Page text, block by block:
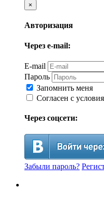
×
Авторизация
Через e-mail:
E-mail
Пароль
Запомнить меня
Согласен с
Через соцсети:
Забыли пароль?